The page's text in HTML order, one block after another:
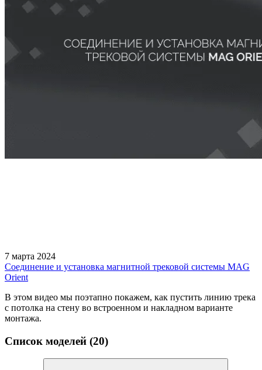
7 марта 2024
Соединение и установка магнитной трековой системы MAG
Orient
В этом видео мы поэтапно покажем, как пустить линию трека
с потолка на стену во встроенном и накладном варианте
монтажа.
Список моделей (20)